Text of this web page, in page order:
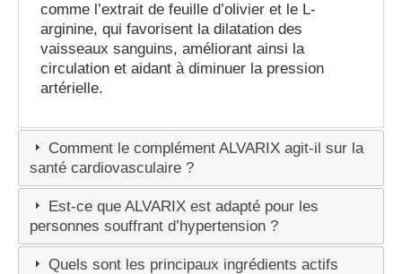
comme l’extrait de feuille d’olivier et le L-
arginine, qui favorisent la dilatation des
vaisseaux sanguins, améliorant ainsi la
circulation et aidant à diminuer la pression
artérielle.
Comment le complément ALVARIX agit-il sur la
santé cardiovasculaire ?
Est-ce que ALVARIX est adapté pour les
personnes souffrant d’hypertension ?
Quels sont les principaux ingrédients actifs